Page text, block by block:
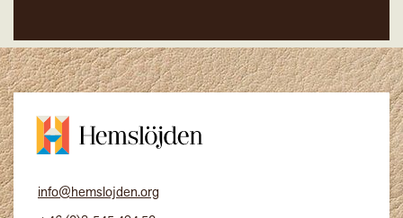
info@hemslojden.org